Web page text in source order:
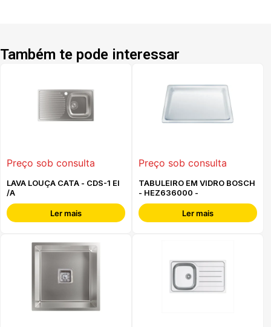
Também te pode interessar
Preço sob consulta
LAVA LOUÇA CATA - CDS-1 EI
/A
Ler mais
Preço sob consulta
TABULEIRO EM VIDRO BOSCH
- HEZ636000 -
Ler mais